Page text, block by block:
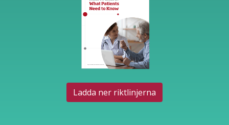
Ladda ner riktlinjerna